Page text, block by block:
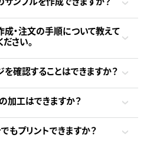
・注文の手順について教えて
ださい。
確認することはできますか？
加工はできますか？
もプリントできますか？